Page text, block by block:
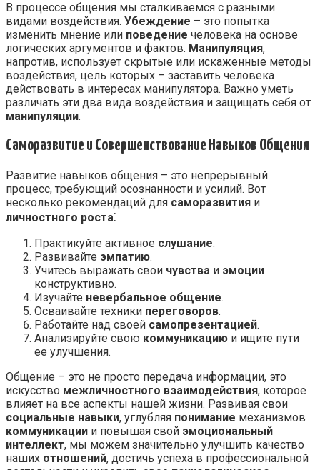
В процессе общения мы сталкиваемся с разными
видами воздействия. Убеждение – это попытка
изменить мнение или поведение человека на основе
логических аргументов и фактов. Манипуляция,
напротив, использует скрытые или искаженные методы
воздействия, цель которых – заставить человека
действовать в интересах манипулятора. Важно уметь
различать эти два вида воздействия и защищать себя от
манипуляции.
Саморазвитие и Совершенствование Навыков Общения
Развитие навыков общения – это непрерывный
процесс, требующий осознанности и усилий. Вот
несколько рекомендаций для саморазвития и
личностного роста⁚
Практикуйте активное слушание.
Развивайте эмпатию.
Учитесь выражать свои чувства и эмоции
конструктивно.
Изучайте невербальное общение.
Осваивайте техники переговоров.
Работайте над своей самопрезентацией.
Анализируйте свою коммуникацию и ищите пути
ее улучшения.
Общение – это не просто передача информации, это
искусство межличностного взаимодействия, которое
влияет на все аспекты нашей жизни. Развивая свои
социальные навыки, углубляя понимание механизмов
коммуникации и повышая свой эмоциональный
интеллект, мы можем значительно улучшить качество
наших отношений, достичь успеха в профессиональной